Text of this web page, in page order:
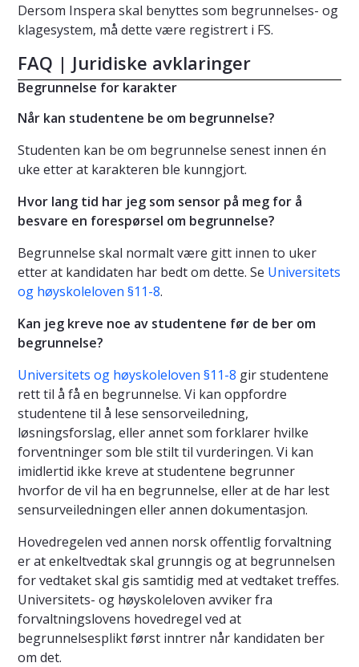
Dersom Inspera skal benyttes som begrunnelses- og
klagesystem, må dette være registrert i FS.
FAQ | Juridiske avklaringer
Begrunnelse for karakter
Når kan studentene be om begrunnelse?
Studenten kan be om begrunnelse senest innen én
uke etter at karakteren ble kunngjort.
Hvor lang tid har jeg som sensor på meg for å
besvare en forespørsel om begrunnelse?
Begrunnelse skal normalt være gitt innen to uker
etter at kandidaten har bedt om dette. Se Universitets
og høyskoleloven §11-8.
Kan jeg kreve noe av studentene før de ber om
begrunnelse?
Universitets og høyskoleloven §11-8 gir studentene
rett til å få en begrunnelse. Vi kan oppfordre
studentene til å lese sensorveiledning,
løsningsforslag, eller annet som forklarer hvilke
forventninger som ble stilt til vurderingen. Vi kan
imidlertid ikke kreve at studentene begrunner
hvorfor de vil ha en begrunnelse, eller at de har lest
sensurveiledningen eller annen dokumentasjon.
Hovedregelen ved annen norsk offentlig forvaltning
er at enkeltvedtak skal grunngis og at begrunnelsen
for vedtaket skal gis samtidig med at vedtaket treffes.
Universitets- og høyskoleloven avviker fra
forvaltningslovens hovedregel ved at
begrunnelsesplikt først inntrer når kandidaten ber
om det.